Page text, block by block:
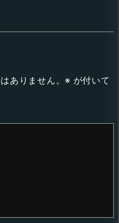
ありません。 ※ が付いて